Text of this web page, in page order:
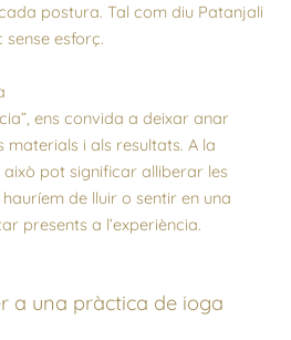
postura. Tal com diu Patanjali
sense esforç.
ens convida a deixar anar
materials i als resultats. A la
pot significar alliberar les
de lluir o sentir en una
presents a l’experiència.
a una pràctica de ioga